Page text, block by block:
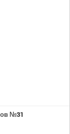
№31